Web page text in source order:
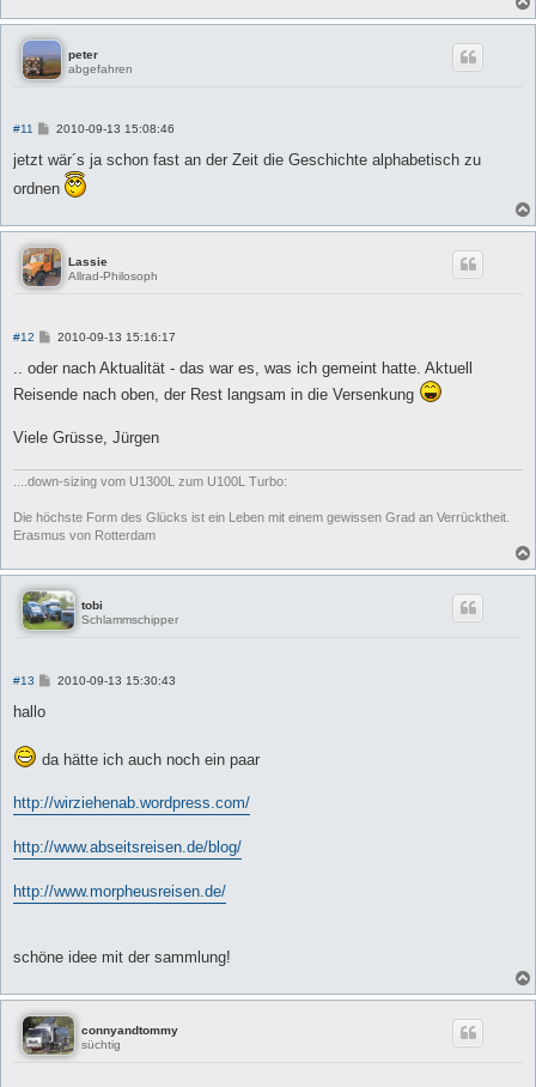
peter
abgefahren
#11
B
i
r
2010-09-13 15:08:46
jetzt wär´s ja schon fast an der Zeit die Geschichte alphabetisch zu
ordnen
Lassie
Allrad-Philosoph
#12
B
i
r
2010-09-13 15:16:17
.. oder nach Aktualität - das war es, was ich gemeint hatte. Aktuell
Reisende nach oben, der Rest langsam in die Versenkung
Viele Grüsse, Jürgen
....down-sizing vom U1300L zum U100L Turbo:
Die höchste Form des Glücks ist ein Leben mit einem gewissen Grad an Verrücktheit.
Erasmus von Rotterdam
tobi
Schlammschipper
#13
B
g
2010-09-13 15:30:43
hallo
da hätte ich auch noch ein paar
http://wirziehenab.wordpress.com/
http://www.abseitsreisen.de/blog/
http://www.morpheusreisen.de/
schöne idee mit der sammlung!
connyandtommy
süchtig